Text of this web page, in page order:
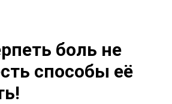
боль не
способы её